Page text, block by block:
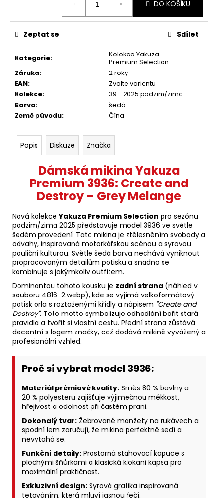
DO KOŠÍKU
Kategorie:
Kolekce Yakuza
Premium Selection
Záruka:
2 roky
EAN:
Zvolte variantu
Kolekce:
39 - 2025 podzim/zima
Barva:
šedá
Země původu: Čína
Zeptat se Sdílet
Popis Diskuze Značka
Dámská mikina Yakuza
Premium 3936: Create and
Destroy – Grey Melange
Nová kolekceYakuza Premium Selection pro sezónu
podzim/zima 2025 představuje model 3936 ve světle
šedém provedení. Tato mikina je ztělesněním svobody a
odvahy, inspirovaná motorkářskou scénou a syrovou
pouliční kulturou. Světle šedá barva nechává vyniknout
propracovaným detailům potisku a snadno se
kombinuje s jakýmkoliv outfitem.
Dominantou tohoto kousku je zadní strana (náhled v
souboru 4816-2.webp), kde se vyjímá velkoformátový
potisk orla s roztaženými křídly a nápisem "Create and
Destroy". Toto motto symbolizuje odhodlání bořit stará
pravidla a tvořit si vlastní cestu. Přední strana zůstává
decentní s logem značky, což dodává mikině vyvážený a
profesionální vzhled.
Proč si vybrat model 3936:
Materiál prémiové kvality: Směs 80 % bavlny a
20 % polyesteru zajišťuje výjimečnou měkkost,
hřejivost a odolnost při častém praní.
Dokonalý tvar: Žebrované manžety na rukávech a
spodní lem zaručují, že mikina perfektně sedí a
nevytahá se.
Funkční detaily: Prostorná stahovací kapuce s
plochými šňůrkami a klasická klokaní kapsa pro
maximální praktičnost.
Exkluzivní design: Syrová grafika inspirovaná
tetováním, která mluví jasnou řečí.
449
Kč